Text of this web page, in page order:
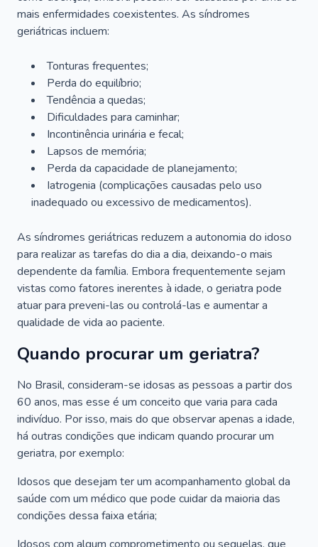
mais enfermidades coexistentes. As síndromes
geriátricas incluem:
Tonturas frequentes;
Perda do equilíbrio;
Tendência a quedas;
Dificuldades para caminhar;
Incontinência urinária e fecal;
Lapsos de memória;
Perda da capacidade de planejamento;
Iatrogenia (complicações causadas pelo uso
inadequado ou excessivo de medicamentos).
As síndromes geriátricas reduzem a autonomia do idoso
para realizar as tarefas do dia a dia, deixando-o mais
dependente da família. Embora frequentemente sejam
vistas como fatores inerentes à idade, o geriatra pode
atuar para preveni-las ou controlá-las e aumentar a
qualidade de vida ao paciente.
Quando procurar um geriatra?
No Brasil, consideram-se idosas as pessoas a partir dos
60 anos, mas esse é um conceito que varia para cada
indivíduo. Por isso, mais do que observar apenas a idade,
há outras condições que indicam quando procurar um
geriatra, por exemplo:
Idosos que desejam ter um acompanhamento global da
saúde com um médico que pode cuidar da maioria das
condições dessa faixa etária;